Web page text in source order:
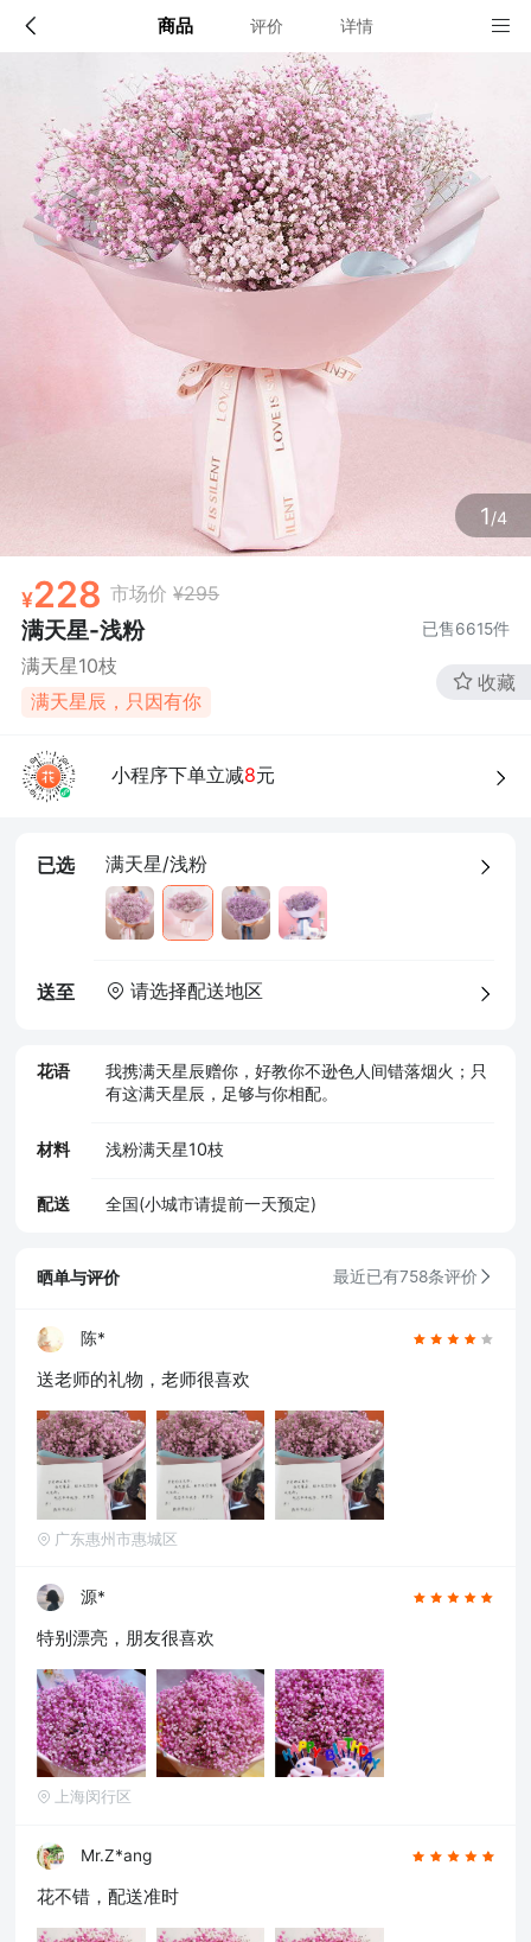
商品 评价 详情
1/4
228 市场价 ¥295
满天星-浅粉 已售6615件
满天星10枝
满天星辰，只因有你
收藏
小程序下单立减8元
已选 满天星/浅粉
送至 请选择配送地区
花语
我携满天星辰赠你，好教你不逊色人间错落烟火；只
有这满天星辰，足够与你相配。
材料 浅粉满天星10枝
配送 全国(小城市请提前一天预定)
配送说明
全国(小城市请提前一天预定)
确定
店铺信息
该地区暂无配送门店
确定
晒单与评价 最近已有758条评价
陈*
送老师的礼物，老师很喜欢
广东惠州市惠城区
源*
特别漂亮，朋友很喜欢
上海闵行区
Mr.Z*ang
花不错，配送准时